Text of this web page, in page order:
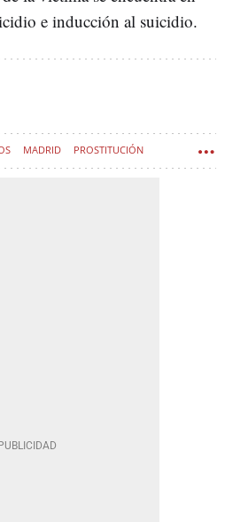
e inducción al suicidio.
MADRID PROSTITUCIÓN